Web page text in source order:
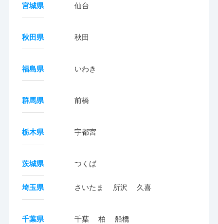
宮城県 仙台
秋田県 秋田
福島県 いわき
群馬県 前橋
栃木県 宇都宮
茨城県 つくば
埼玉県 さいたま 所沢 久喜
千葉県 千葉 柏 船橋